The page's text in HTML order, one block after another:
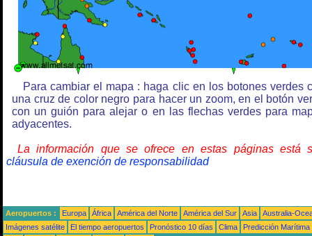
Para cambiar el mapa : haga clic en los botones verdes
una cruz de color negro para hacer un zoom, en el botón
con un guión para alejar o en las flechas verdes para
adyacentes.
La información que se ofrece en estas páginas está
cláusula de exención de responsabilidad
Aeropuertos : Europa África América del Norte América del Sur Asia
Australia-
Imágenes satélite
El tiempo aeropuertos Pronóstico 10 días Clima
Predicción Marítima